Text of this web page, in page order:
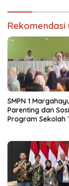
Rekomendasi
SMPN 1
Parenting dan
Program Sekolah